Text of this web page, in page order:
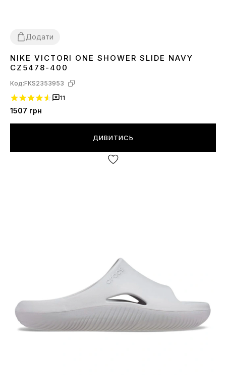
Додати
4147.548.5
NIKE VICTORI ONE SHOWER SLIDE NAVY
CZ5478-400
Код:FKS2353953
11
1507 грн
ДИВИТИСЬ